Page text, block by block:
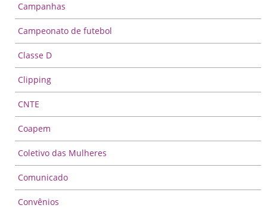
Campanhas
Campeonato de futebol
Classe D
Clipping
CNTE
Coapem
Coletivo das Mulheres
Comunicado
Convênios